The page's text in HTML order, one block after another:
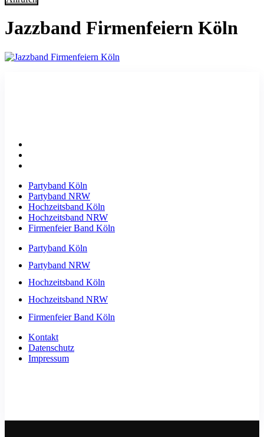
Jazzband Firmenfeiern Köln
Partyband Köln
Partyband NRW
Hochzeitsband Köln
Hochzeitsband NRW
Firmenfeier Band Köln
Partyband Köln
Partyband NRW
Hochzeitsband Köln
Hochzeitsband NRW
Firmenfeier Band Köln
Kontakt
Datenschutz
Impressum